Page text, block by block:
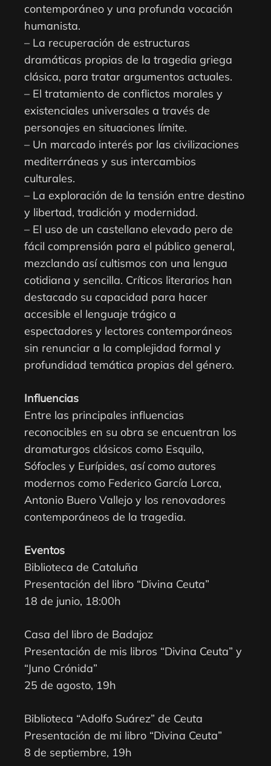
contemporáneo y una profunda vocación
humanista.
– La recuperación de estructuras
dramáticas propias de la tragedia griega
clásica, para tratar argumentos actuales.
– El tratamiento de conflictos morales y
existenciales universales a través de
personajes en situaciones límite.
– Un marcado interés por las civilizaciones
mediterráneas y sus intercambios
culturales.
– La exploración de la tensión entre destino
y libertad, tradición y modernidad.
– El uso de un castellano elevado pero de
fácil comprensión para el público general,
mezclando así cultismos con una lengua
cotidiana y sencilla. Críticos literarios han
destacado su capacidad para hacer
accesible el lenguaje trágico a
espectadores y lectores contemporáneos
sin renunciar a la complejidad formal y
profundidad temática propias del género.
Influencias
Entre las principales influencias
reconocibles en su obra se encuentran los
dramaturgos clásicos como Esquilo,
Sófocles y Eurípides, así como autores
modernos como Federico García Lorca,
Antonio Buero Vallejo y los renovadores
contemporáneos de la tragedia.
Eventos
Biblioteca de Cataluña
Presentación del libro “Divina Ceuta”
18 de junio, 18:00h
Casa del libro de Badajoz
Presentación de mis libros “Divina Ceuta” y
“Juno Crónida”
25 de agosto, 19h
Biblioteca “Adolfo Suárez” de Ceuta
Presentación de mi libro “Divina Ceuta”
8 de septiembre, 19h